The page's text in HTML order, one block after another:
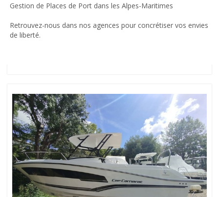
Gestion de Places de Port dans les Alpes-Maritimes
Retrouvez-nous dans nos agences pour concrétiser vos envies
de liberté.